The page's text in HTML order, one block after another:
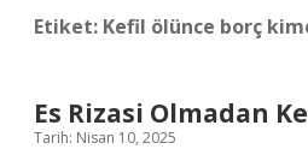
Etiket: Kefil ölünce borç
Es Rizasi Olmadan
Tarih: Nisan 10, 2025